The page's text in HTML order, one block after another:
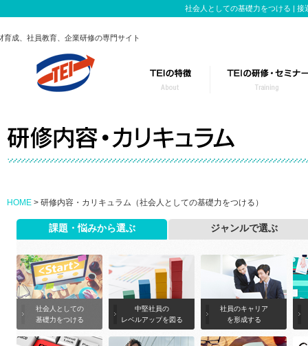
社会人としての基礎力をつける |
育成、社員教育、企業研修の専門サイト
研修のポイント
HOME > 研修内容・カリキュラム（社会人としての基礎力をつける）
課題・悩みから選ぶ ジャンルで選ぶ
社会人としての
基礎力をつける
中堅社員の
レベルアップを図る
社員のキャリア
を形成する